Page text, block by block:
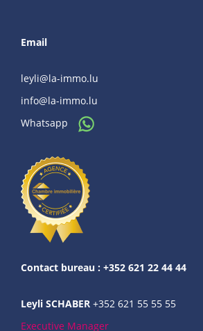
Email
leyli@la-immo.lu
info@la-immo.lu
Whatsapp
Contact bureau : +352 621 22 44 44
Leyli SCHABER +352 621 55 55 55
Executive Manager